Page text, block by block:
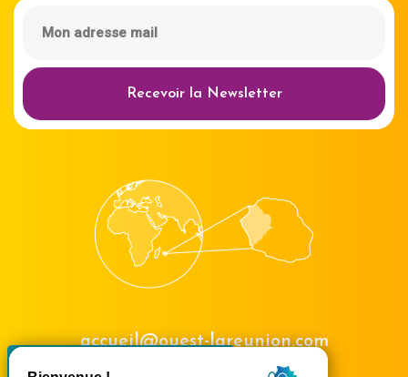
Masquer le
Recevoir la Newsletter
accueil@ouest-lareunion.com
02 62 42 31 31